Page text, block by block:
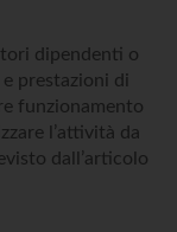
dipendenti o
prestazioni di
funzionamento
l’attività da
dall’articolo